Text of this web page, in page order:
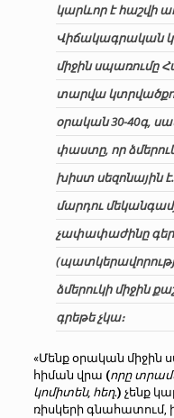
կարևոր է հաշվի
Վիճակագրական
միջին սպառումը
տարվա
օրական 30-40գ,
փաստը, որ
խիստ սեզոնային
մարդու
չափափաժինը
ձմերուկի միջին
գրեթե չկա։
«Մենք օրական միջին
հիման վրա (որը
կոմիտեն, հեղ.) չենք
ռիսկերի գնահատում,